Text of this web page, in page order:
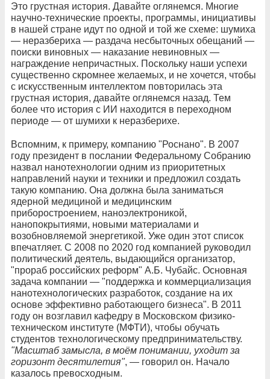
Это грустная история. Давайте оглянемся. Многие
научно-технические проекты, программы, инициативы
в нашей стране идут по одной и той же схеме: шумиха
— неразбериха — раздача несбыточных обещаний —
поиски виновных — наказание невиновных —
награждение непричастных. Поскольку наши успехи
существенно скромнее желаемых, и не хочется, чтобы
с искусственным интеллектом повторилась эта
грустная история, давайте оглянемся назад. Тем
более что история с ИИ находится в переходном
периоде — от шумихи к неразберихе.
Вспомним, к примеру, компанию "Роснано". В 2007
году президент в послании Федеральному Собранию
назвал нанотехнологии одним из приоритетных
направлений науки и техники и предложил создать
такую компанию. Она должна была заниматься
ядерной медициной и медицинским
приборостроением, наноэлектроникой,
нанопокрытиями, новыми материалами и
возобновляемой энергетикой. Уже один этот список
впечатляет. С 2008 по 2020 год компанией руководил
политический деятель, выдающийся организатор,
"прораб российских реформ" А.Б. Чубайс. Основная
задача компании — "поддержка и коммерциализация
нанотехнологических разработок, создание на их
основе эффективно работающего бизнеса". В 2011
году он возглавил кафедру в Московском физико-
техническом институте (МФТИ), чтобы обучать
студентов технологическому предпринимательству.
"Масштаб замысла, в моём понимании, уходит за
горизонт десятилетия", — говорил он. Начало
казалось превосходным.